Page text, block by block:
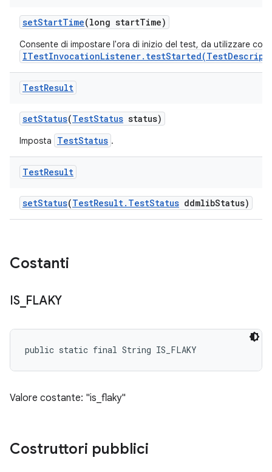
setStartTime(long startTime)
Consente di impostare l'ora di inizio del test, da utilizzare con
TestResult
setStatus(TestStatus status)
Imposta TestStatus .
TestResult
setStatus(TestResult. TestStatus ddmlibStatus)
Costanti
IS_ FLAKY
public static final String IS_FLAKY
Valore costante: "is_flaky"
Costruttori pubblici